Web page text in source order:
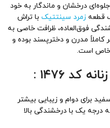
درخشان و ماندگار به خود
قطعه زمرد سینتتیک با تراش
فوق‌العاده، ظرافت خاصی به
مدرن و دخترپسند بوده و
خاص است.
کد ۱۴۷۶ :
درجه یک با درخشندگی بالا